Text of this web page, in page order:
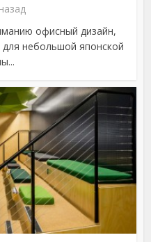
офисный дизайн,
небольшой японской